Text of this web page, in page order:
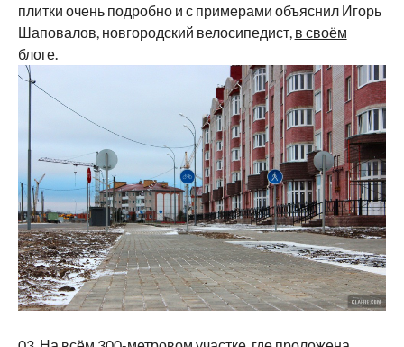
плитки очень подробно и с примерами объяснил Игорь
Шаповалов, новгородский велосипедист, в своём
блоге.